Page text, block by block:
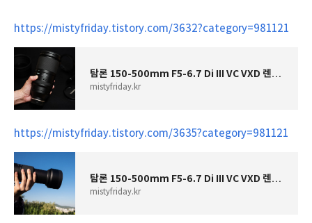
https://mistyfriday.tistory.com/3632?category=981121
탐론 150-500mm F5-6.7 Di III VC VXD 렌즈 소개 & 언박싱 (미러리스/ 망원렌즈)
mistyfriday.kr
https://mistyfriday.tistory.com/3635?category=981121
탐론 150-500mm F5-6.7 Di III VC VXD 렌즈 사용후기 - 디자인 (미러리스/ 망원렌즈)
mistyfriday.kr